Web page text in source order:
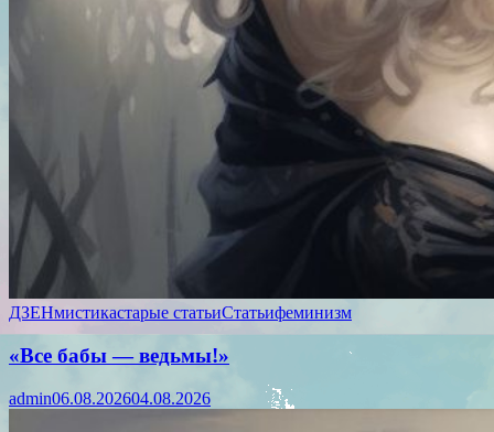
ДЗЕНмистикастарые статьиСтатьифеминизм
«Все бабы — ведьмы!»
admin06.08.202604.08.2026